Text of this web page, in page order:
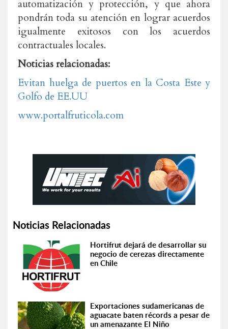
automatización y protección, y que ahora
pondrán toda su atención en lograr acuerdos
igualmente exitosos con los acuerdos
contractuales locales.
Noticias relacionadas:
Evitan huelga de puertos en la Costa Este y
Golfo de EE.UU
www.portalfruticola.com
Noticias Relacionadas
Hortifrut dejará de desarrollar su
negocio de cerezas directamente
en Chile
Exportaciones sudamericanas de
aguacate baten récords a pesar de
un amenazante El Niño